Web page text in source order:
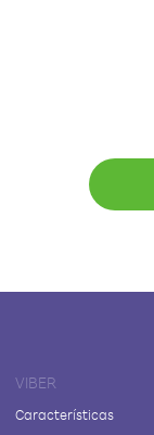
VIBER
Características